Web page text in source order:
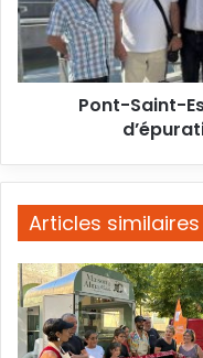
nouvelle
station
d’épuration
mise
Pont-Saint-
Articles similaires